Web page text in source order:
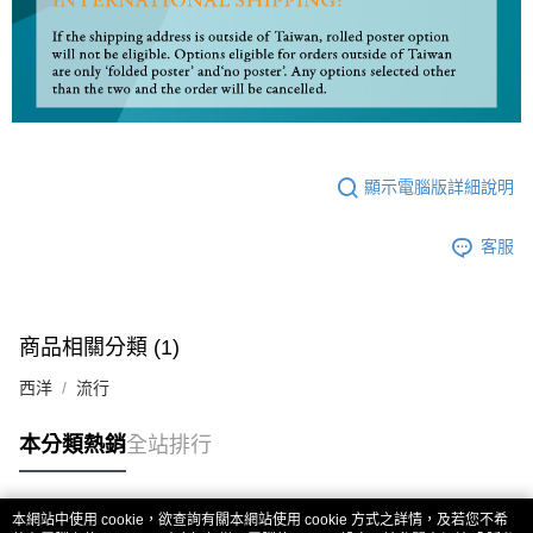
顯示電腦版詳細說明
客服
商品相關分類 (1)
西洋 流行
本分類熱銷全站排行
本網站中使用 cookie，欲查詢有關本網站使用 cookie 方式之詳情，及若您不希